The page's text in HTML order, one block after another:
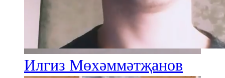
Илгиз Мөхәммәтҗанов